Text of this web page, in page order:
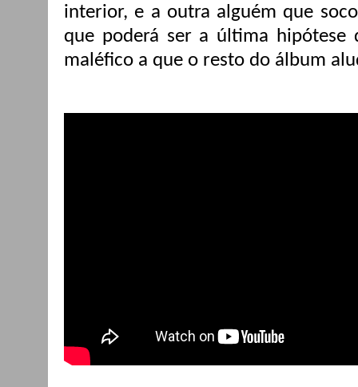
interior, e a outra alguém que
que poderá ser a última hipótese
maléfico a que o resto do álbum